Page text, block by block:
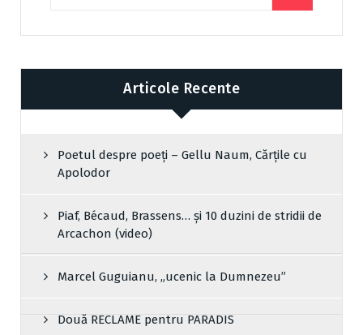
Articole Recente
Poetul despre poeți – Gellu Naum, Cărțile cu
Apolodor
Piaf, Bécaud, Brassens… și 10 duzini de stridii de
Arcachon (video)
Marcel Guguianu, „ucenic la Dumnezeu”
Două RECLAME pentru PARADIS